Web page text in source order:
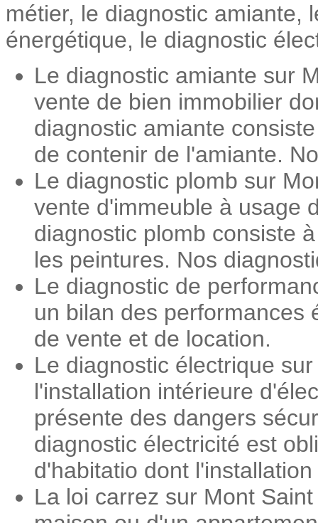
métier, le diagnostic amiante,
énergétique, le diagnostic
Le diagnostic amiante sur
vente de bien immobilier
diagnostic amiante
de contenir de l'amiante.
Le diagnostic plomb sur
vente d'immeuble à usage
diagnostic plomb consiste
les peintures. Nos
Le diagnostic de
un bilan des performances
de vente et de location.
Le diagnostic électrique
l'installation intérieure
présente des dangers
diagnostic électricité est
d'habitatio dont
La loi carrez sur Mont